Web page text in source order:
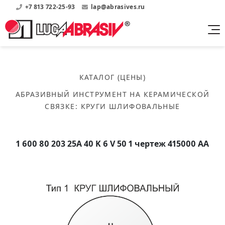
+7 813 722-25-93 lap@abrasives.ru
бакелитовой связке
Скачать каталог
Круги шлифовальные
Сегменты шлифовальные
керамической связке
Скачать каталог
Круги шлифовальные
Скачать прайсы на нашу продукцию
Нормативные документы, ГОСТы, Инструкции по
эсплуатации
Публикации
О нас
Информация о заводе
История завода
Партнеры
Список партнеров завода
Мероприятия
Контакты
КАТАЛОГ (ЦЕНЫ)
АБРАЗИВНЫЙ ИНСТРУМЕНТ НА КЕРАМИЧЕСКОЙ
СВЯЗКЕ : КРУГИ ШЛИФОВАЛЬНЫЕ
1 600 80 203 25А 40 K 6 V 50 1 чертеж 415000 АА